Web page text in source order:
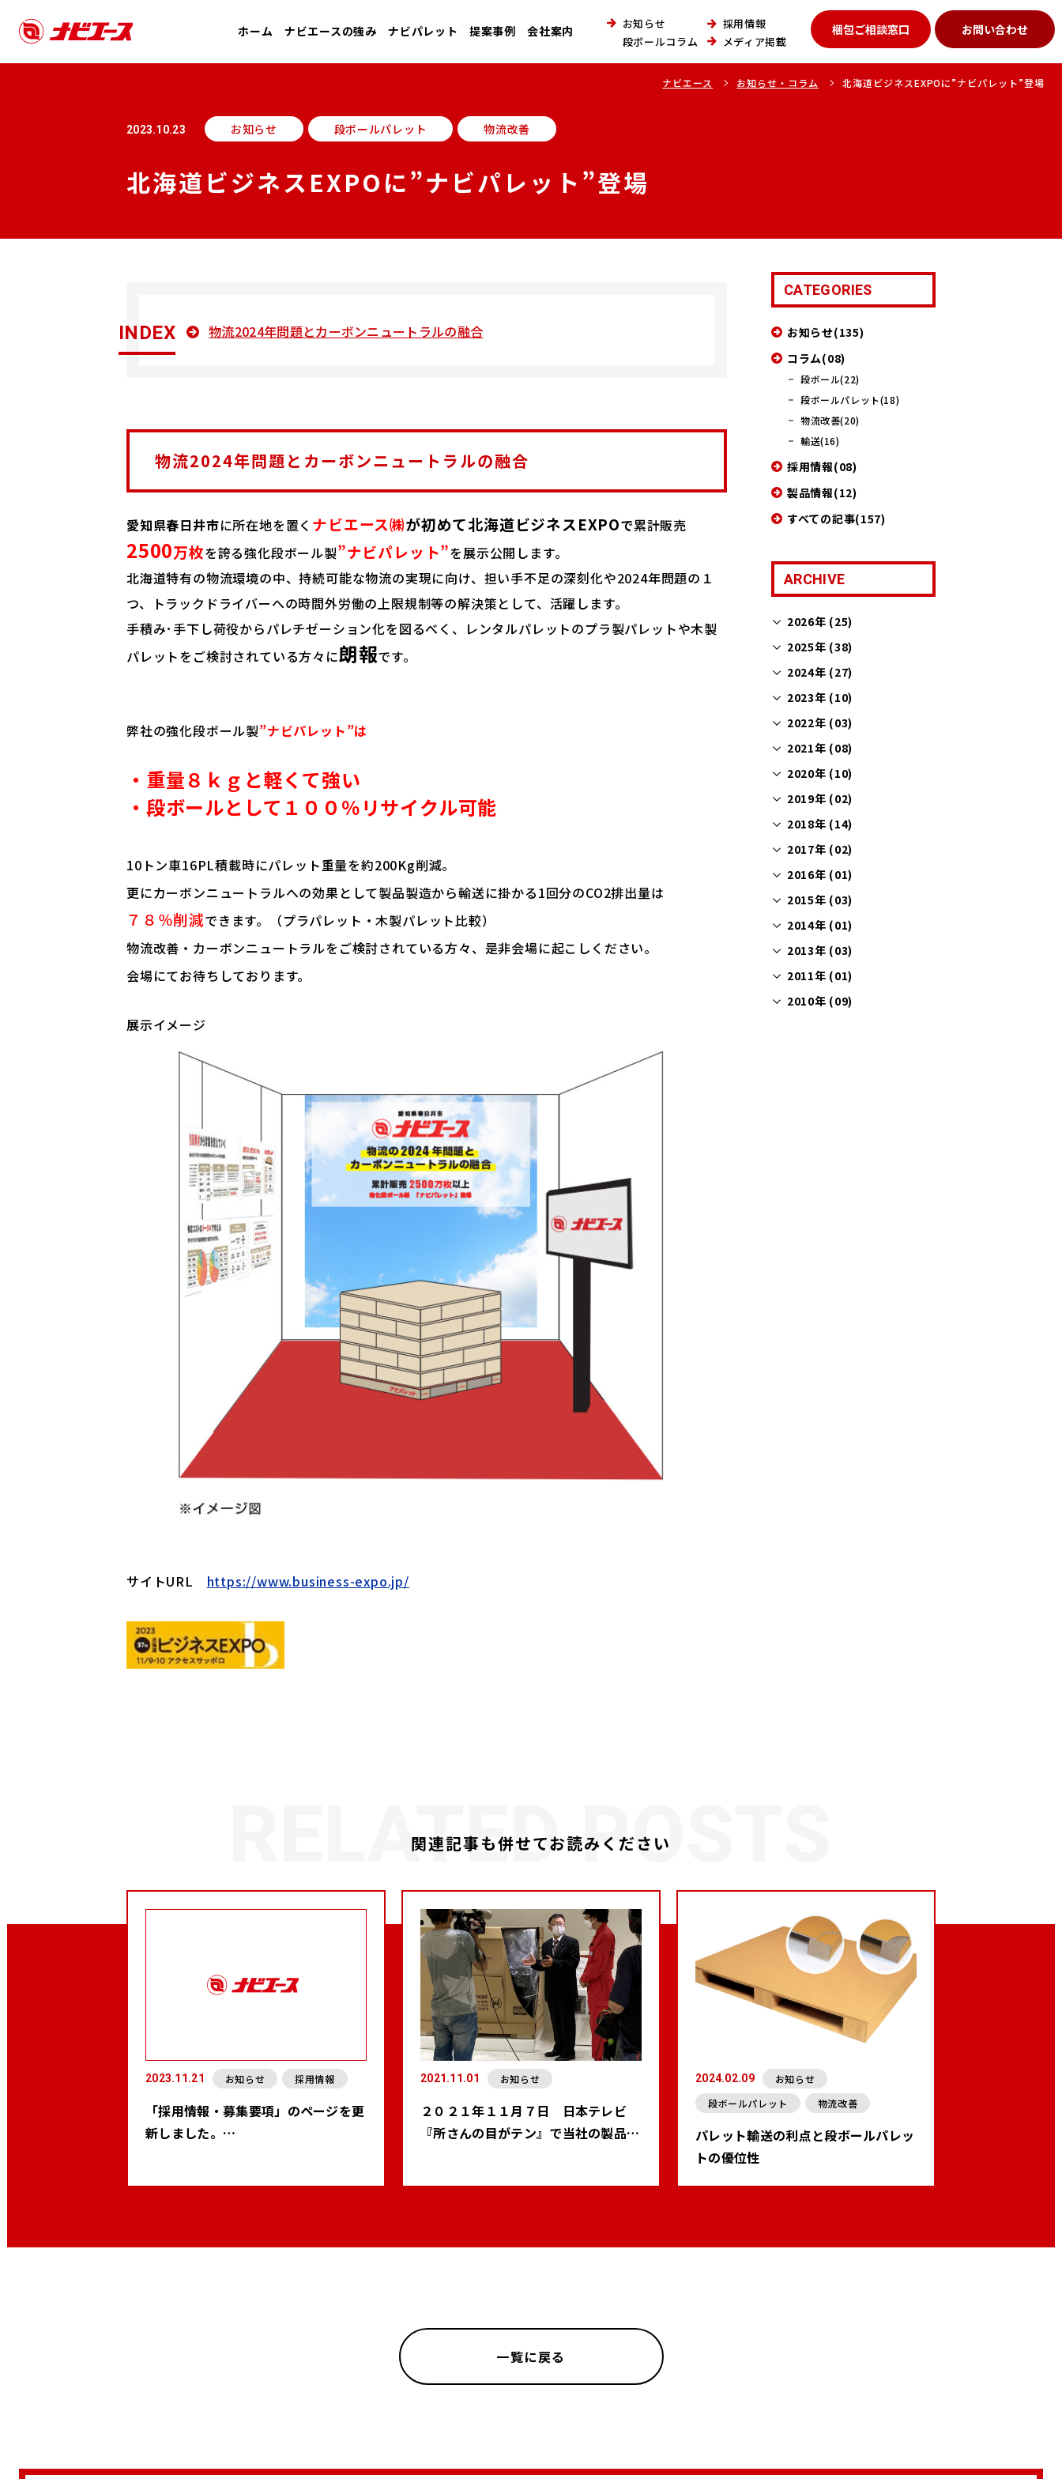
ホーム ナビエースの強み ナビパレット 提案事例 会社案内
お知らせ
段ボールコラム
採用情報
メディア掲載
梱包ご相談窓口 お問い合わせ
ナビエース お知らせ・コラム 北海道ビジネスEXPOに”ナビパレット”登場
2023.10.23 お知らせ 段ボールパレット 物流改善
北海道ビジネスEXPOに”ナビパレット”登場
INDEX 物流2024年問題とカーボンニュートラルの融合
物流2024年問題とカーボンニュートラルの融合
愛知県春日井市に所在地を置く ナビエース㈱が初めて北海道ビジネスEXPOで累計販売
2500万枚を誇る強化段ボール製”ナビパレット”を展示公開します。
北海道特有の物流環境の中、持続可能な物流の実現に向け、担い手不足の深刻化や2024年問題の１
つ、トラックドライバーへの時間外労働の上限規制等の解決策として、活躍します。
手積み･手下し荷役からパレチゼーション化を図るべく、レンタルパレットのプラ製パレットや木製
パレットをご検討されている方々に朗報です。
弊社の強化段ボール製”ナビパレット”は
・重量８ｋｇと軽くて強い
・段ボールとして１００％リサイクル可能
10トン車16PL積載時にパレット重量を約200Kg削減。
更にカーボンニュートラルへの効果として製品製造から輸送に掛かる1回分のCO2排出量は
７８％削減できます。（プラパレット・木製パレット比較）
物流改善・カーボンニュートラルをご検討されている方々、是非会場に起こしください。
会場にてお待ちしております。
展示イメージ
サイトURL https://www.business-expo.jp/
CATEGORIES
お知らせ(135)
コラム(08)
段ボール(22)
段ボールパレット(18)
物流改善(20)
輸送(16)
採用情報(08)
製品情報(12)
すべての記事(157)
ARCHIVE
2026年 (25)
2025年 (38)
2024年 (27)
2023年 (10)
2022年 (03)
2021年 (08)
2020年 (10)
2019年 (02)
2018年 (14)
2017年 (02)
2016年 (01)
2015年 (03)
2014年 (01)
2013年 (03)
2011年 (01)
2010年 (09)
関連記事も併せてお読みください
2023.11.21 お知らせ 採用情報
「採用情報・募集要項」のページを更
新しました。
2021.11.01 お知らせ
２０２１年１１月７日 日本テレビ
『所さんの目がテン』で当社の製品が
2024.02.09
お知らせ
段ボールパレット
物流改善
パレット輸送の利点と段ボールパレッ
トの優位性
一覧に戻る